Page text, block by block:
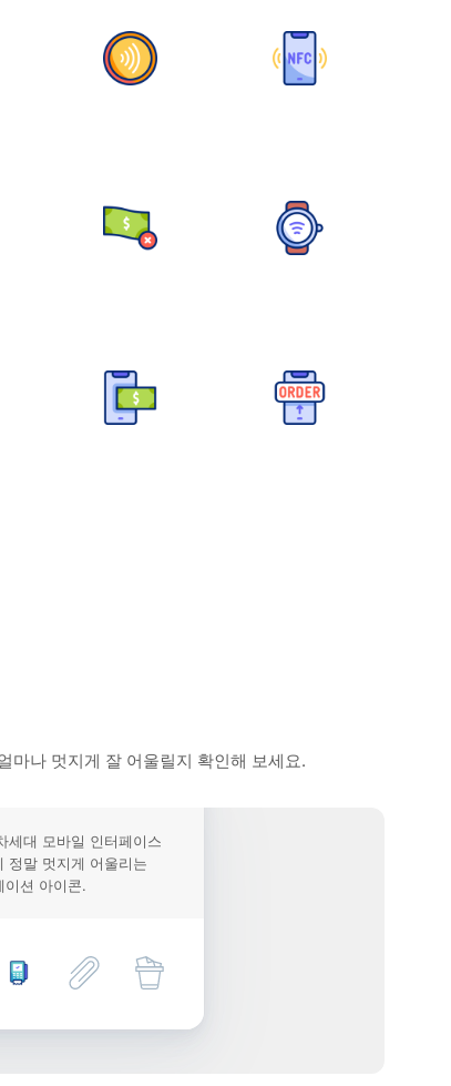
마나 멋지게 잘 어울릴지 확인해 보세요.
세대 모바일 인터페이스
정말 멋지게 어울리는
션 아이콘.